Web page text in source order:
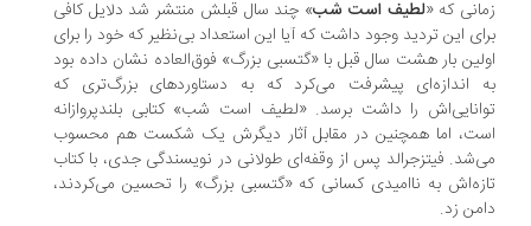
که «لطیف است شب» چند سال قبلش منتشر شد دلایل کافی
این تردید وجود داشت که آیا این استعداد بی‌نظیر که خود را برای
بار هشت سال قبل با «گتسبی بزرگ» فوق‌العاده نشان داده بود
اندازه‌ای پیشرفت می‌کرد که به دستاوردهای بزرگ‌تری که
را داشت برسد. «لطیف است شب» کتابی بلندپروازانه
اما همچنین در مقابل آثار دیگرش یک شکست هم محسوب
فیتزجرالد پس از وقفه‌ای طولانی در نویسندگی جدی، با کتاب
به ناامیدی کسانی که «گتسبی بزرگ» را تحسین می‌کردند،
زد.